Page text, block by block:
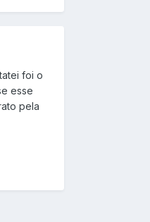
foi o
esse
pela